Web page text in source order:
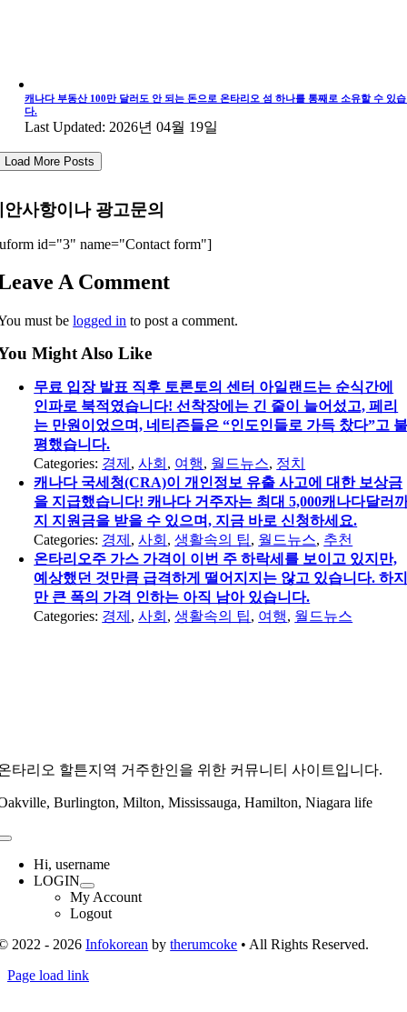
캐나다 부동산 100만 달러도 안 되는 돈으로 온타리오 섬 하나를 통째로 소유할 수 있
다.
Last Updated: 2026년 04월 19일
Load More Posts
안사항이나 광고문의
id="3" name="Contact form"]
A Comment
must belogged in to post a comment.
Might Also Like
무료 입장 발표 직후 토론토의 센터 아일랜드는 순식간에
인파로 북적였습니다! 선착장에는 긴 줄이 늘어섰고, 페리
는 만원이었으며, 네티즌들은 “인도인들로 가득 찼다”고
평했습니다.
Categories: 경제 ,사회 , 여행, 월드뉴스, 정치
캐나다 국세청(CRA)이 개인정보 유출 사고에 대한 보상금
을 지급했습니다! 캐나다 거주자는 최대 5,000캐나다달러
지 지원금을 받을 수 있으며, 지금 바로 신청하세요.
Categories: 경제 ,사회 ,생활속의 팁, 월드뉴스, 추천
온타리오주 가스 가격이 이번 주 하락세를 보이고 있지만,
예상했던 것만큼 급격하게 떨어지지는 않고 있습니다. 하
만 큰 폭의 가격 인하는 아직 남아 있습니다.
Categories: 경제 ,사회 ,생활속의 팁, 여행, 월드뉴스
타리오 할튼지역 거주한인을 위한 커뮤니티 사이트입니다.
Burlington, Milton, Mississauga, Hamilton, Niagara life
Toggle
NavigationHi, username
LOGIN
My Account
Logout
2022 - 2026Infokorean bytherumcoke • All Rights Reserved.
Toggle
Page load link